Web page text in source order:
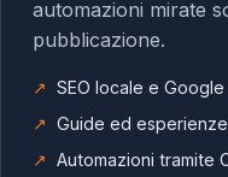
automazioni mirate
pubblicazione.
SEO locale e Google
Guide ed esperienze
Automazioni tramite